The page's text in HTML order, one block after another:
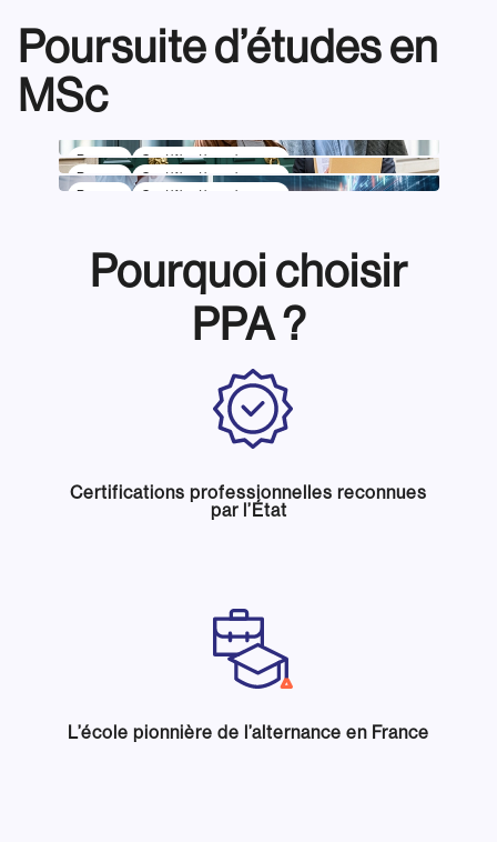
Poursuite d’études en
MSc
Conseil, Audit et Contrôle
Bac +5 Certification niveau 7
Bac +5 Certification niveau 7
Bac +5 Certification niveau 7
Pourquoi choisir
PPA ?
Certifications professionnelles reconnues
par l’État
L’école pionnière de l’alternance en France